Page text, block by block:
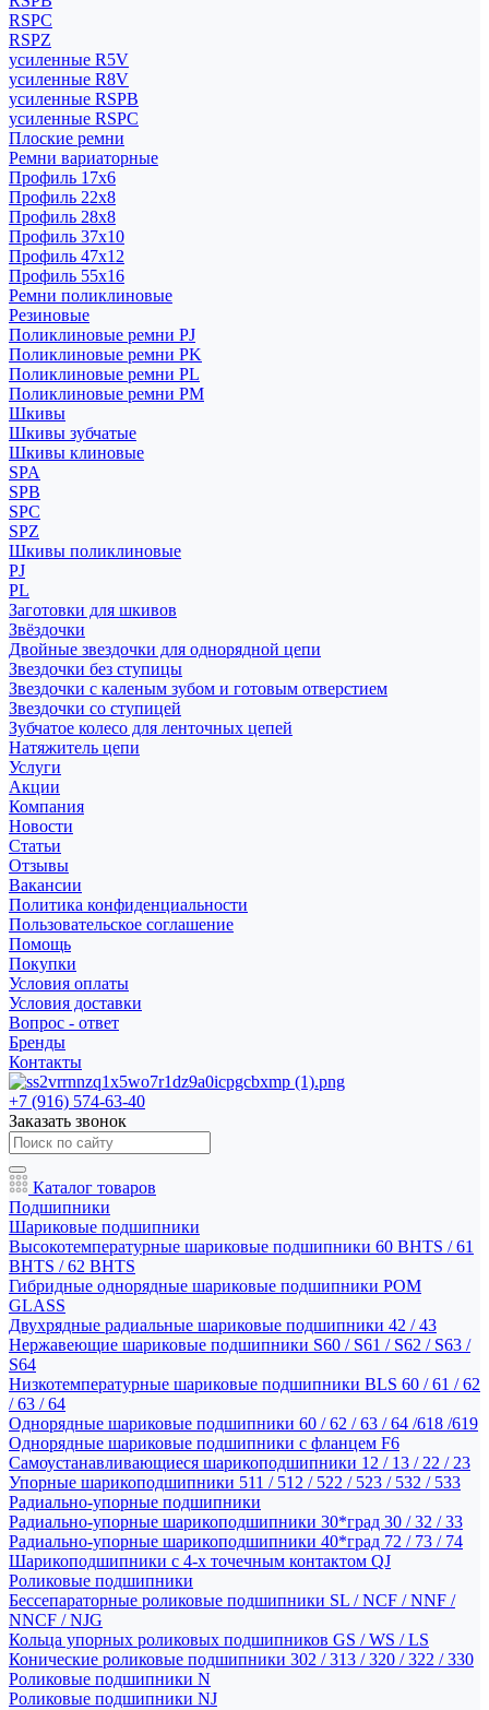
RSPC
RSPZ
усиленные R5V
усиленные R8V
усиленные RSPB
усиленные RSPC
Плоские ремни
Ремни вариаторные
Профиль 17x6
Профиль 22x8
Профиль 28x8
Профиль 37x10
Профиль 47x12
Профиль 55x16
Ремни поликлиновые
Резиновые
Поликлиновые ремни PJ
Поликлиновые ремни PK
Поликлиновые ремни PL
Поликлиновые ремни PM
Шкивы
Шкивы зубчатые
Шкивы клиновые
SPA
SPB
SPC
SPZ
Шкивы поликлиновые
PJ
PL
Заготовки для шкивов
Звёздочки
Двойные звездочки для однорядной цепи
Звездочки без ступицы
Звездочки с каленым зубом и готовым отверстием
Звездочки со ступицей
Зубчатое колесо для ленточных цепей
Натяжитель цепи
Услуги
Акции
Компания
Новости
Статьи
Отзывы
Вакансии
Политика конфиденциальности
Пользовательское соглашение
Помощь
Покупки
Условия оплаты
Условия доставки
Вопрос - ответ
Бренды
Контакты
+7 (916) 574-63-40
Заказать звонок
Каталог товаров
Подшипники
Шариковые подшипники
Высокотемпературные шариковые подшипники 60 BHTS / 61
BHTS / 62 BHTS
Гибридные однорядные шариковые подшипники POM
GLASS
Двухрядные радиальные шариковые подшипники 42 / 43
Нержавеющие шариковые подшипники S60 / S61 / S62 / S63 /
S64
Низкотемпературные шариковые подшипники BLS 60 / 61 / 62
/ 63 / 64
Однорядные шариковые подшипники 60 / 62 / 63 / 64 /618 /619
Однорядные шариковые подшипники с фланцем F6
Самоустанавливающиеся шарикоподшипники 12 / 13 / 22 / 23
Упорные шарикоподшипники 511 / 512 / 522 / 523 / 532 / 533
Радиально-упорные подшипники
Радиально-упорные шарикоподшипники 30*град 30 / 32 / 33
Радиально-упорные шарикоподшипники 40*град 72 / 73 / 74
Шарикоподшипники с 4-х точечным контактом QJ
Роликовые подшипники
Бессепараторные роликовые подшипники SL / NCF / NNF /
NNCF / NJG
Кольца упорных роликовых подшипников GS / WS / LS
Конические роликовые подшипники 302 / 313 / 320 / 322 / 330
Роликовые подшипники N
Роликовые подшипники NJ